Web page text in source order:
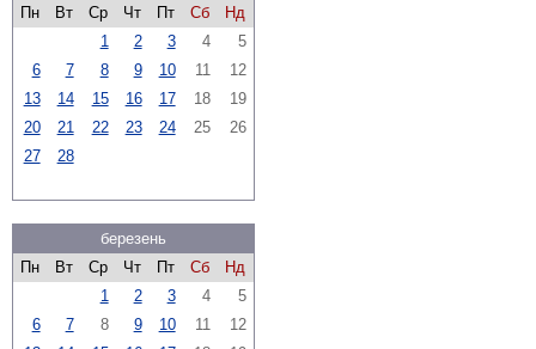
Пн
Вт Ср Чт Пт Сб
Нд
1
2 3 4
5
6
7 8 9 10 11
12
13
14 15 16 17 18
19
20
21 22 23 24 25
26
27
28
березень
Пн
Вт Ср Чт Пт Сб
Нд
1
2 3 4
5
6
7 8 9 10 11
12